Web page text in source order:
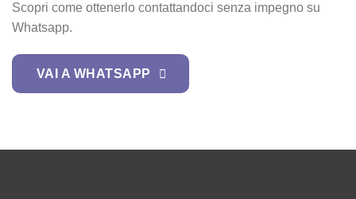
Scopri come ottenerlo contattandoci senza impegno su
Whatsapp.
VAI A WHATSAPP